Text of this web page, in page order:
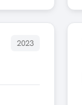
2023